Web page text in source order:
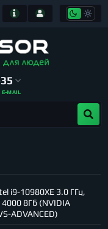
E-MAIL
i9-10980XE 3.0 ГГц,
8Гб (NVIDIA
ADVANCED)